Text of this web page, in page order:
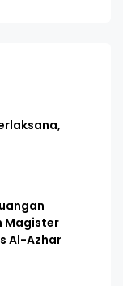
Magister
Al-Azhar